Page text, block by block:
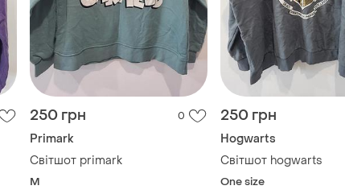
250 грн 0
Primark
Світшот primark
M
250 грн
Hogwarts
Світшот hogwarts
One size